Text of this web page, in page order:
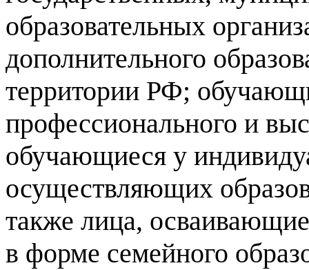
образовательных
дополнительного
территории РФ;
профессионального и
обучающиеся у
осуществляющих
также лица,
в форме семейного